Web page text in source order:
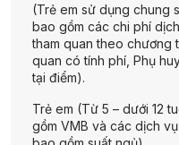
(Trẻ em sử dụng chung
bao gồm các chi phí
tham quan theo chương
quan có tính phí, Phụ
tại điểm).
Trẻ em (Từ 5 – dưới 12
gồm VMB và các dịch